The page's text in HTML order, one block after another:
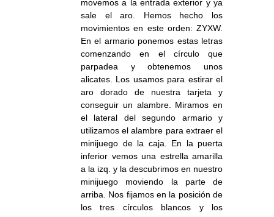
movemos a la entrada exterior y ya
sale el aro. Hemos hecho los
movimientos en este orden: ZYXW.
En el armario ponemos estas letras
comenzando en el círculo que
parpadea y obtenemos unos
alicates. Los usamos para estirar el
aro dorado de nuestra tarjeta y
conseguir un alambre. Miramos en
el lateral del segundo armario y
utilizamos el alambre para extraer el
minijuego de la caja. En la puerta
inferior vemos una estrella amarilla
a la izq. y la descubrimos en nuestro
minijuego moviendo la parte de
arriba. Nos fijamos en la posición de
los tres círculos blancos y los